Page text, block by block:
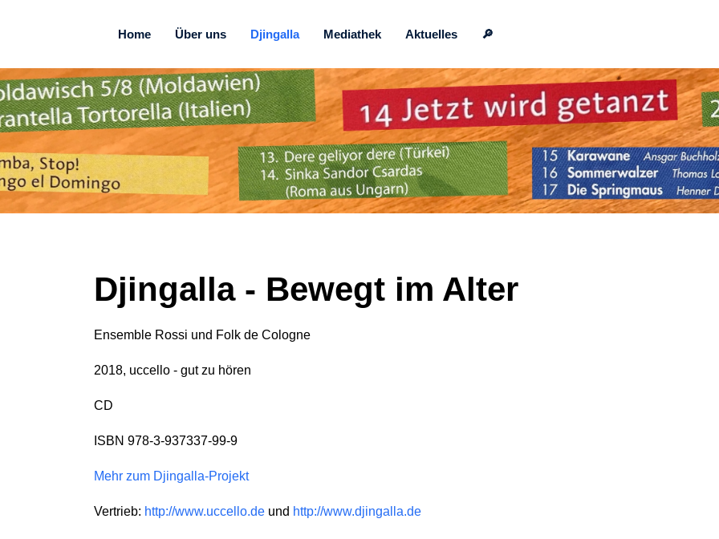
Home Über uns Djingalla Mediathek Aktuelles 🔎
Djingalla - Bewegt im Alter
Ensemble Rossi und Folk de Cologne
2018, uccello - gut zu hören
CD
ISBN 978-3-937337-99-9
Mehr zum Djingalla-Projekt
Vertrieb: http://www.uccello.de und http://www.djingalla.de